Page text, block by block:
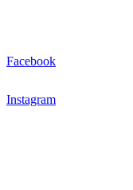
Facebook
Instagram